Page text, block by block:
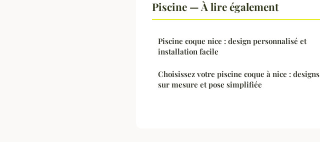
Piscine — À lire également
Piscine coque nice : design personnalisé et
installation facile
Choisissez votre piscine coque à nice : designs
sur mesure et pose simplifiée